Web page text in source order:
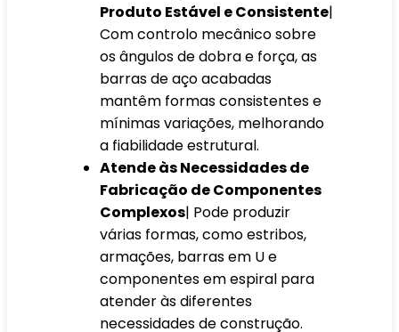
Produto Estável e Consistente|
Com controlo mecânico sobre
os ângulos de dobra e força, as
barras de aço acabadas
mantêm formas consistentes e
mínimas variações, melhorando
a fiabilidade estrutural.
Atende às Necessidades de
Fabricação de Componentes
Complexos| Pode produzir
várias formas, como estribos,
armações, barras em U e
componentes em espiral para
atender às diferentes
necessidades de construção.